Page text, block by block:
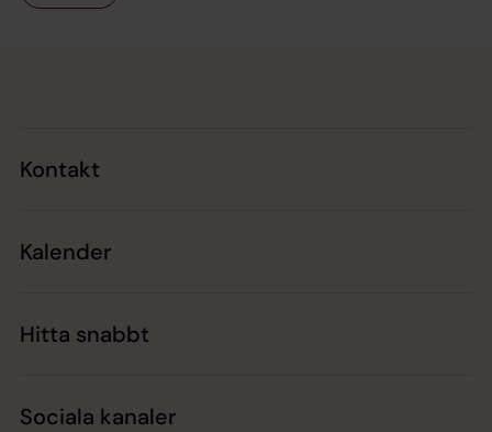
Kontakt
Kalender
Hitta snabbt
Sociala kanaler